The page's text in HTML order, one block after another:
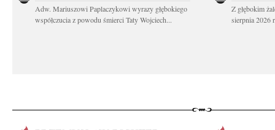
Adw. Mariuszowi Paplaczykowi wyrazy głębokiego
współczucia z powodu śmierci Taty Wojciech...
Z głębokim
sierpnia 2026